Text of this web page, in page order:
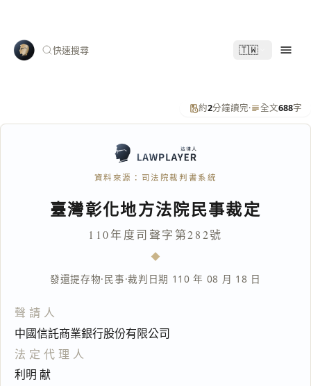
快速搜尋 🇹🇼
約2分鐘讀完· 全文688字
資料來源：司法院裁判書系統
臺灣彰化地方法院民事裁定
110年度司聲字第282號
發還提存物·民事·裁判日期 110 年 08 月 18 日
聲請人
中國信託商業銀行股份有限公司
法定代理人
利明 献